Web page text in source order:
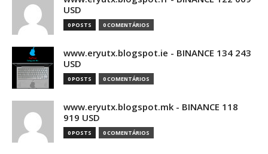
USD
0 POSTS 0 COMENTÁRIOS
www.eryutx.blogspot.ie - BINANCE 134 243
USD
0 POSTS 0 COMENTÁRIOS
www.eryutx.blogspot.mk - BINANCE 118
919 USD
0 POSTS 0 COMENTÁRIOS